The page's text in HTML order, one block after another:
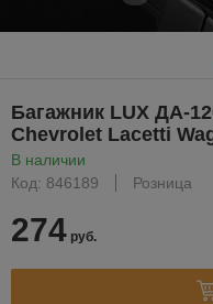
Багажник LUX ДА-
Chevrolet Lacetti
В наличии
Код: 846189
Розница
274 руб.